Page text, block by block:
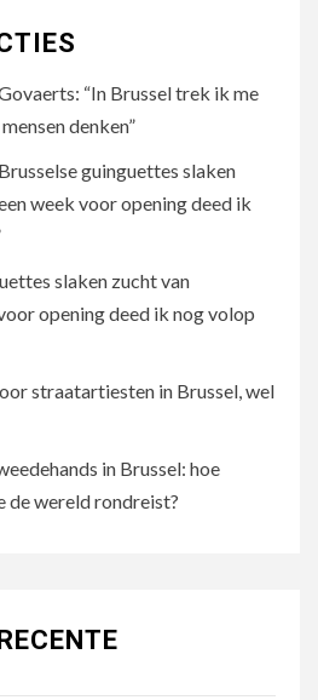
“In Brussel trek ik me
denken”
Brusselse guinguettes slaken
week voor opening deed ik
slaken zucht van
opening deed ik nog volop
straatartiesten in Brussel, wel
in Brussel: hoe
de wereld rondreist?